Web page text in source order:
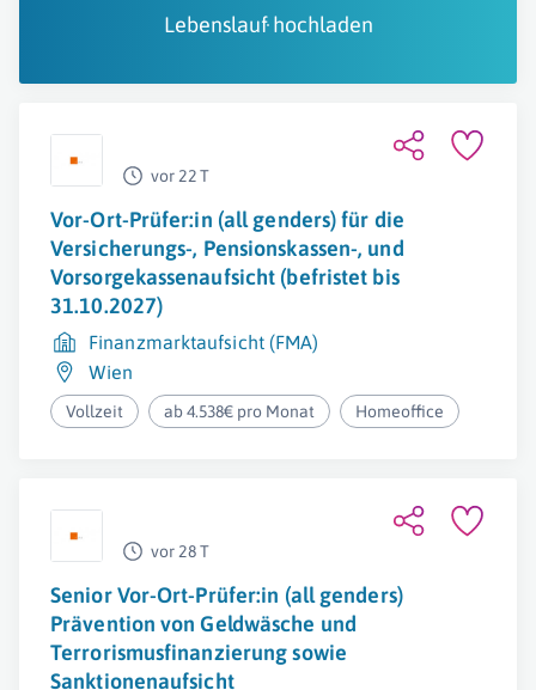
Lebenslauf hochladen
vor 22 T
Vor-Ort-Prüfer:in (all genders) für die
Versicherungs-, Pensionskassen-, und
Vorsorgekassenaufsicht (befristet bis
31.10.2027)
Finanzmarktaufsicht (FMA)
Wien
Vollzeit ab 4.538€ pro Monat Homeoffice
vor 28 T
Senior Vor-Ort-Prüfer:in (all genders)
Prävention von Geldwäsche und
Terrorismusfinanzierung sowie
Sanktionenaufsicht